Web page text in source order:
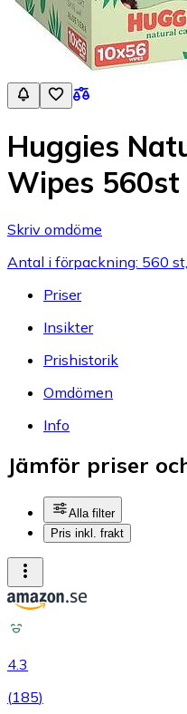
Huggies
Wipes 560st
Skriv omdöme
Antal i förpackning: 560
Priser
Insikter
Prishistorik
Omdömen
Info
Jämför priser
Alla filter
Pris inkl. frakt
4.3
(185)